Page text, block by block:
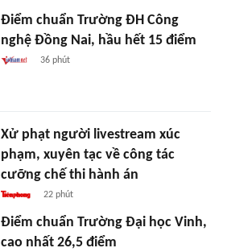
Điểm chuẩn Trường ĐH Công
nghệ Đồng Nai, hầu hết 15 điểm
36 phút
Xử phạt người livestream xúc
phạm, xuyên tạc về công tác
cưỡng chế thi hành án
22 phút
Điểm chuẩn Trường Đại học Vinh,
cao nhất 26,5 điểm